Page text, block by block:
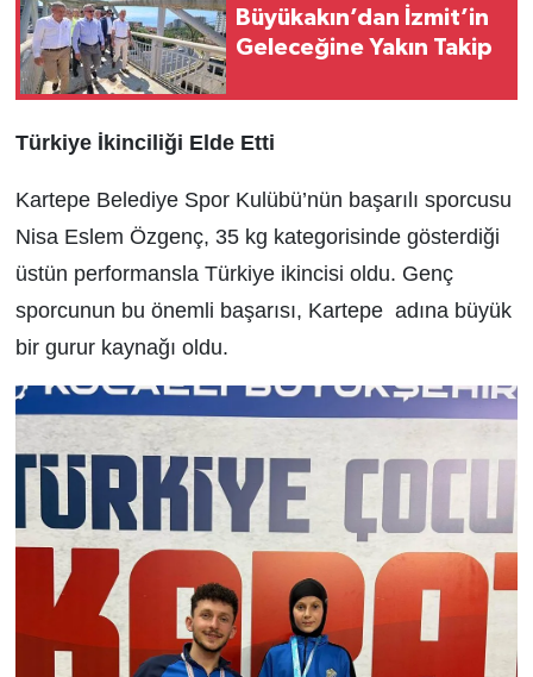
Büyükakın’dan İzmit’in
Geleceğine Yakın Takip
Türkiye İkinciliği Elde Etti
Kartepe Belediye Spor Kulübü’nün başarılı sporcusu
Nisa Eslem Özgenç, 35 kg kategorisinde gösterdiği
üstün performansla Türkiye ikincisi oldu. Genç
sporcunun bu önemli başarısı, Kartepe adına büyük
bir gurur kaynağı oldu.